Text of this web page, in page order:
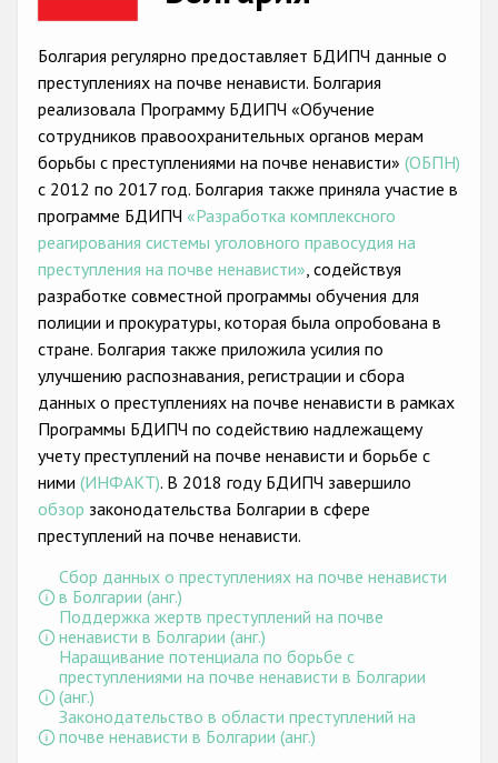
Anti-Roma hate crime
Anti-Semitic hate crime
Anti-Muslim hate crime
Anti-Christian hate crime
Other hate crime based on religion or belief
Gender-based hate crime
Anti-LGBTI hate crime
Disability hate crime
Проекты БДИПЧ
Организации гражданского общества
Государства-участники
Болгария регулярно предоставляет БДИПЧ данные о
преступлениях на почве ненависти. Болгария
реализовала Программу БДИПЧ «Обучение
сотрудников правоохранительных органов мерам
борьбы с преступлениями на почве ненависти» (ОБПН)
с 2012 по 2017 год. Болгария также приняла участие в
программе БДИПЧ «Разработка комплексного
реагирования системы уголовного правосудия на
преступления на почве ненависти», содействуя
разработке совместной программы обучения для
полиции и прокуратуры, которая была опробована в
стране. Болгария также приложила усилия по
улучшению распознавания, регистрации и сбора
данных о преступлениях на почве ненависти в рамках
Программы БДИПЧ по содействию надлежащемy
учету преступлений на почве ненависти и борьбе с
ними (ИНФАКТ). В 2018 году БДИПЧ завершило
обзор законодательства Болгарии в сфере
преступлений на почве ненависти.
Сбор данных о преступлениях на почве ненависти
в Болгарии (анг.)
Поддержка жертв преступлений на почве
ненависти в Болгарии (анг.)
Наращивание потенциала по борьбе с
преступлениями на почве ненависти в Болгарии
(анг.)
Законодательство в области преступлений на
почве ненависти в Болгарии (анг.)